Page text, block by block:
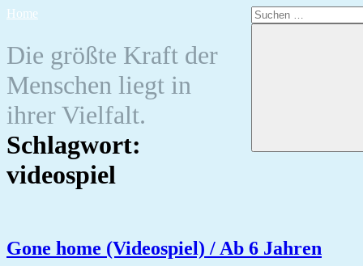
Zum
Home
Die größte Kraft der
Menschen liegt in
ihrer Vielfalt.
Suchen
nach:
Schlagwort:
videospiel
Gone home (Videospiel) / Ab 6 Jahren